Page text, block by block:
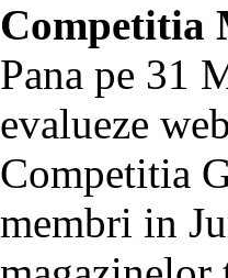
Competitia
Pana pe 31
evalueze
Competitia
membri in